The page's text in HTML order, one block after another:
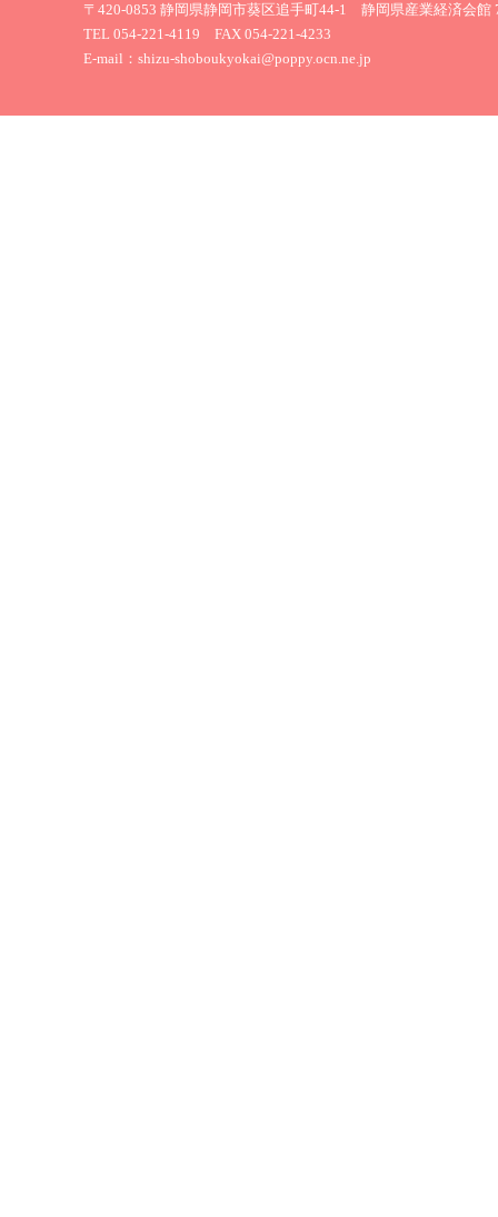
〒420-0853 静岡県静岡市葵区追手町44-1 静岡県産業経済会館
TEL 054-221-4119 FAX 054-221-4233
E-mail：shizu-shoboukyokai@poppy.ocn.ne.jp